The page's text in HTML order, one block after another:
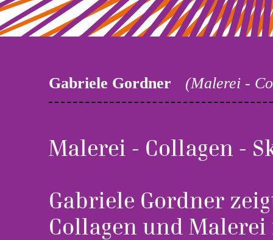
Gabriele Gordner (Malerei -
Malerei - Collagen -
Gabriele Gordner
Collagen und